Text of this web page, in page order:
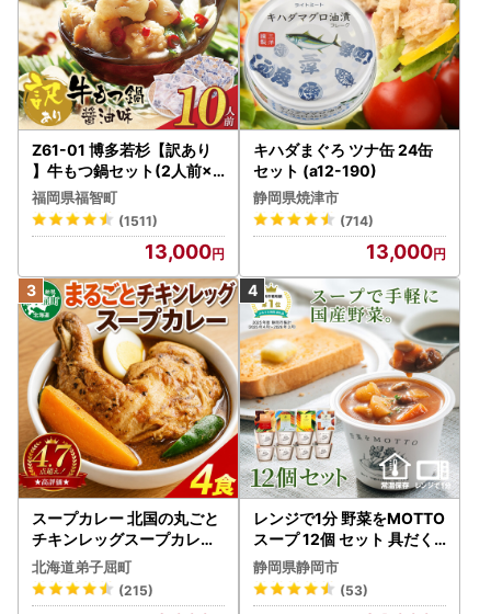
Z61-01 博多若杉【訳あり
】牛もつ鍋セット(2人前×5
) 10人前 もつ鍋
福岡県福智町
(1511)
13,000
キハダまぐろ ツナ缶 24缶
セット (a12-190)
静岡県焼津市
(714)
13,000
スープカレー 北国の丸ごと
チキンレッグスープカレー
4個 3739
北海道弟子屈町
(215)
レンジで1分 野菜をMOTTO
スープ 12個 セット 具だく
さんスープ 朝食 惣菜 国産
野菜 常温保存
静岡県静岡市
(53)